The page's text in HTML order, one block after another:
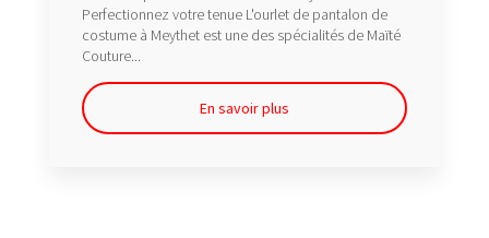
Perfectionnez votre tenue L'ourlet de pantalon de
costume à Meythet est une des spécialités de Maïté
Couture...
En savoir plus